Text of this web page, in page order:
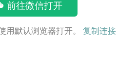
前往微信打开
用默认浏览器打开。 复制连接